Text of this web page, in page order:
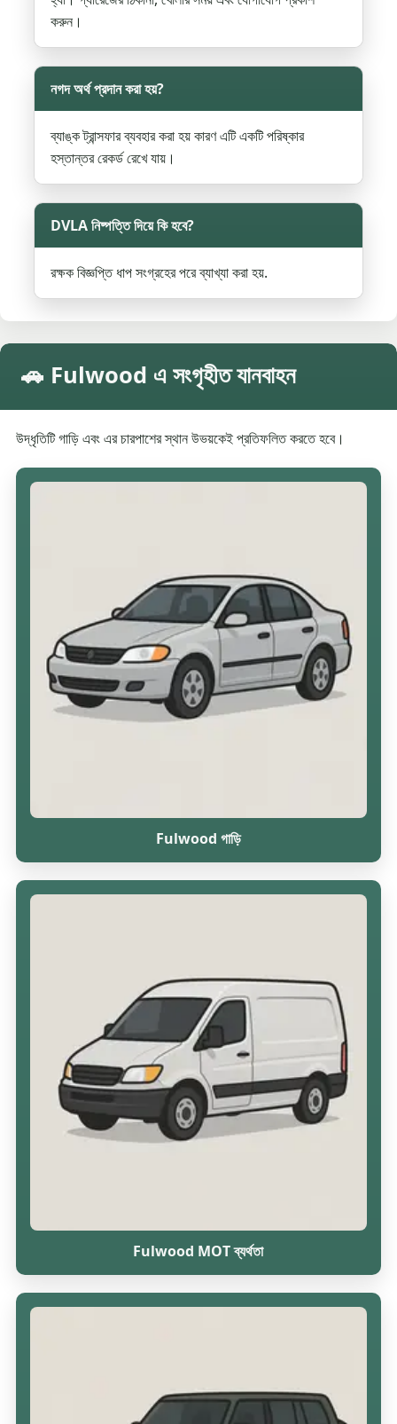
করুন।
নগদ অর্থ প্রদান করা হয়?
ব্যাঙ্ক ট্রান্সফার ব্যবহার করা হয় কারণ এটি একটি পরিষ্কার
হস্তান্তর রেকর্ড রেখে যায়।
DVLA নিষ্পত্তি দিয়ে কি হবে?
রক্ষক বিজ্ঞপ্তি ধাপ সংগ্রহের পরে ব্যাখ্যা করা হয়.
🚗 Fulwood এ সংগৃহীত যানবাহন
উদ্ধৃতিটি গাড়ি এবং এর চারপাশের স্থান উভয়কেই প্রতিফলিত করতে হবে।
Fulwood গাড়ি
Fulwood MOT ব্যর্থতা